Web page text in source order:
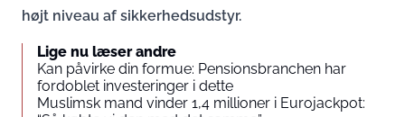
højt niveau af sikkerhedsudstyr.
Lige nu læser andre
Kan påvirke din formue: Pensionsbranchen har
fordoblet investeringer i dette
Muslimsk mand vinder 1,4 millioner i Eurojackpot: